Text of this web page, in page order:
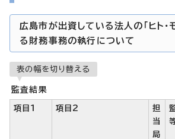
広島市が出資している法人の「ヒト・
る財務事務の執行について
表の幅を切り替える
監査結果
項目1 項目2
担
当
局